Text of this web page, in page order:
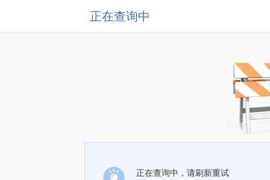
正在查询中
正在查询中，请刷新重试